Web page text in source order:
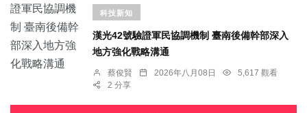
科技新知
漢光42號驗證軍民協調機制 臺南後備幹部深入
地方強化戰略溝通
蔡俊賢 2026年八月08日
5,617 觀看
2 分享